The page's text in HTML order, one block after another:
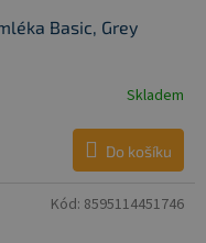
Basic, Grey
Skladem
Do košíku
Kód: 8595114451746